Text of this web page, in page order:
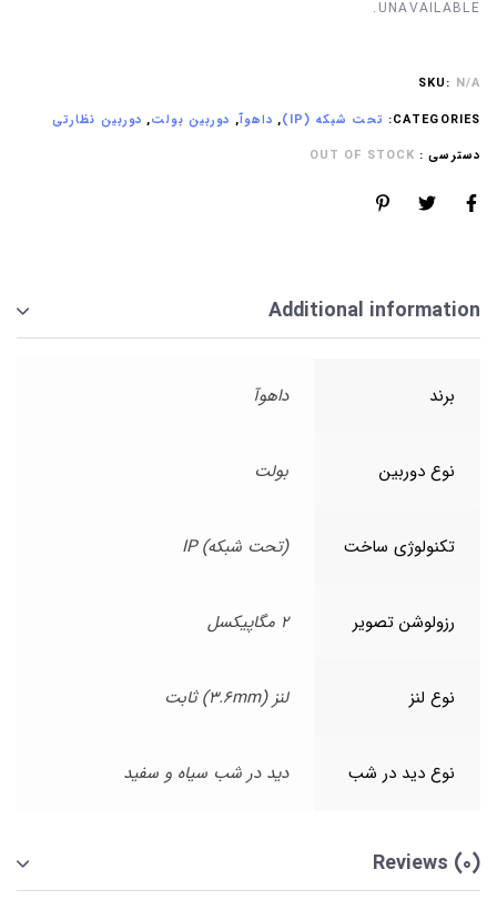
UNAVAILABLE.
SKU: N/A
CATEGORIES:
تحت شبکه (IP) , داهوآ, دوربین بولت, دوربین نظارتی
دسترسی : OUT OF STOCK
Additional information
برند داهوآ
نوع دوربین بولت
تکنولوژی ساخت (تحت شبکه) IP
رزولوشن تصویر 2 مگاپیکسل
نوع لنز لنز (3.6mm) ثابت
نوع دید در شب دید در شب سیاه و سفید
Reviews (0)